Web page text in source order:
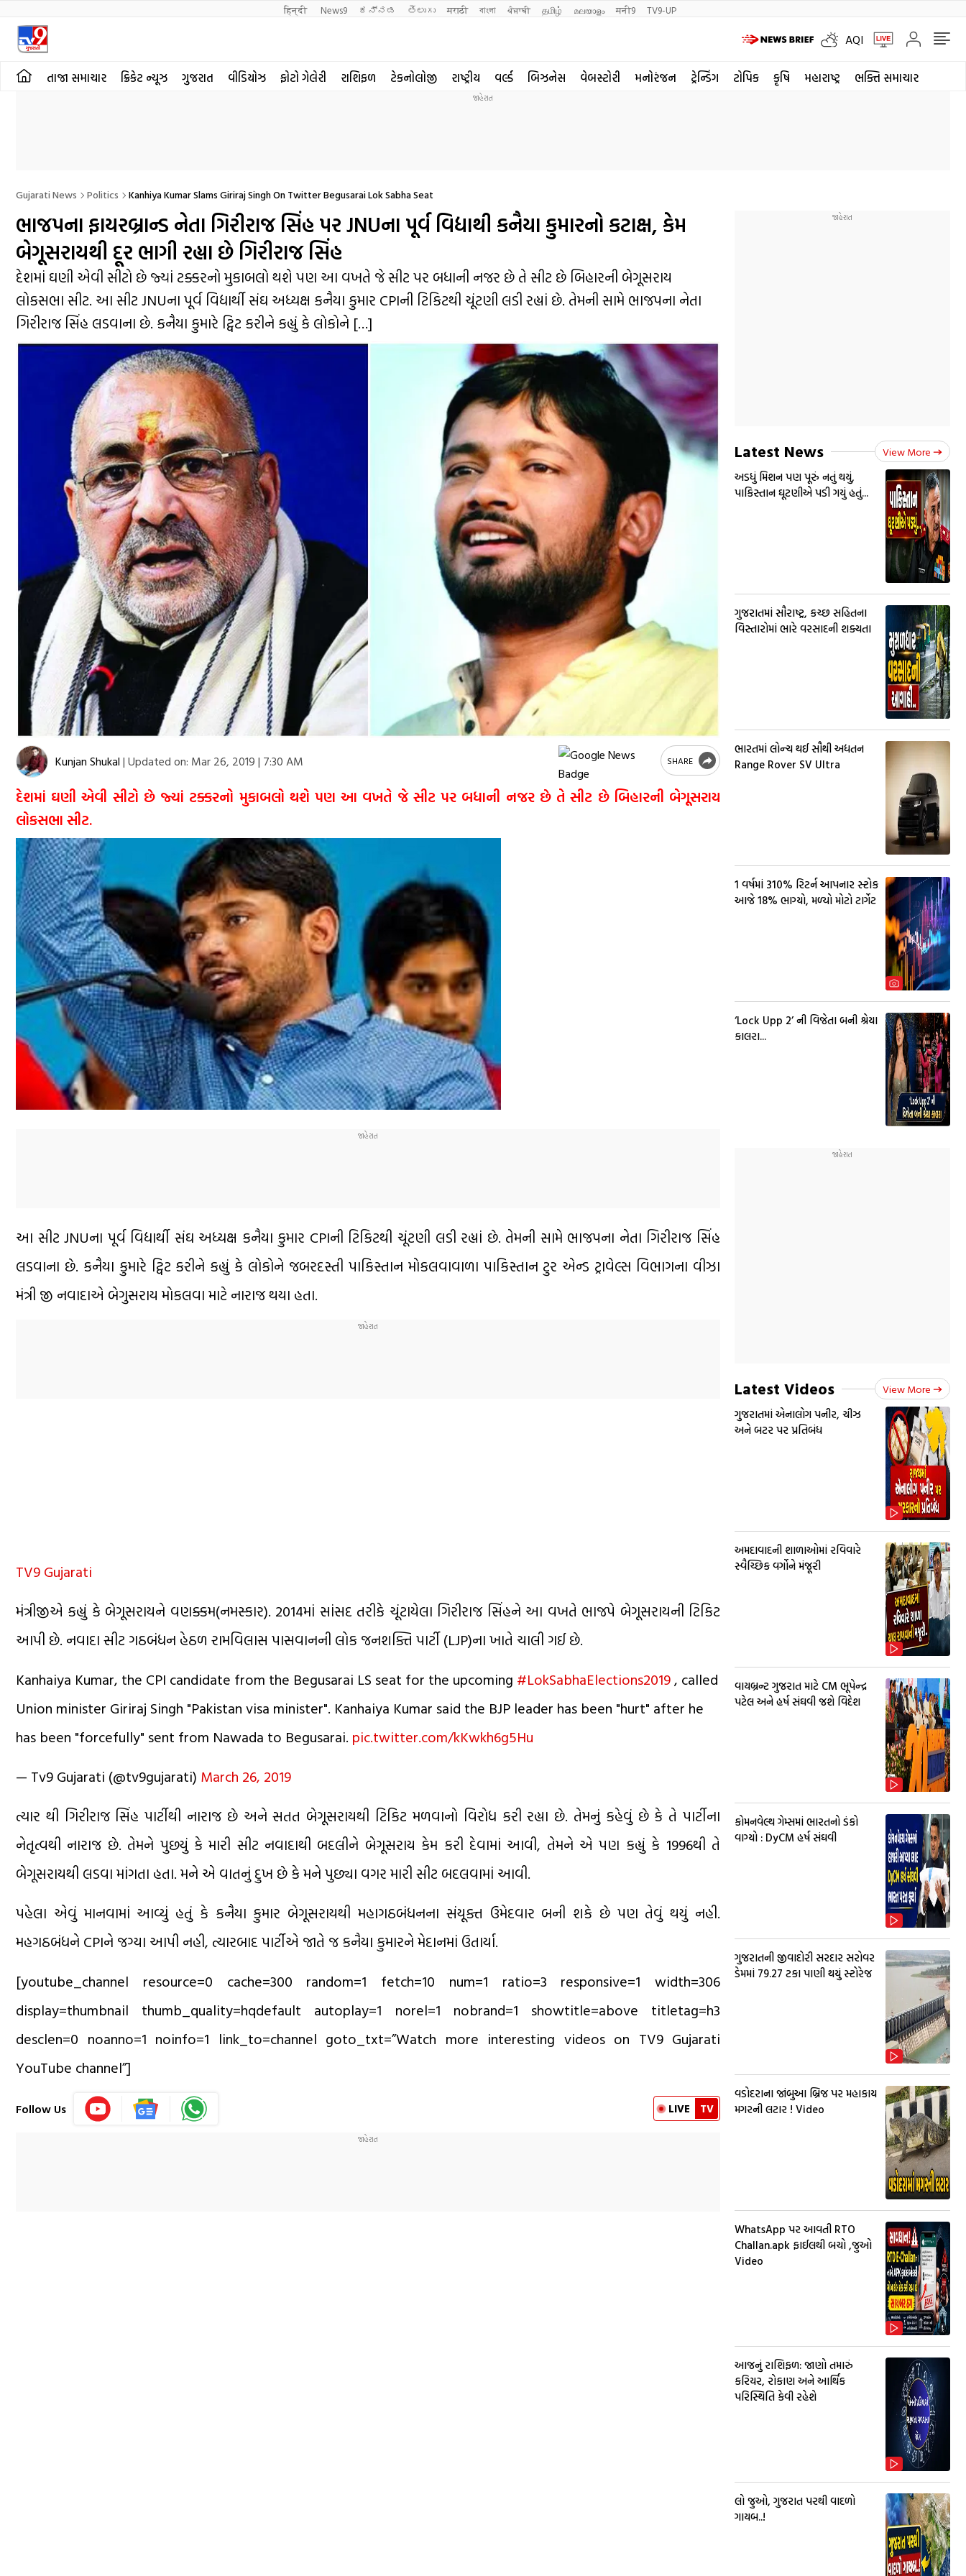
हिन्दी News9 ಕನ್ನಡ తెలుగు मराठी বাংলা ਪੰਜਾਬੀ தமிழ் മലയാളം मनी9 TV9-UP
AQI
તાજા સમાચાર ક્રિકેટ ન્યૂઝ ગુજરાત વીડિયોઝ ફોટો ગેલેરી રાશિફળ ટેકનોલોજી રાષ્ટ્રીય વર્લ્ડ બિઝનેસ વેબસ્ટોરી મનોરંજન ટ્રેન્ડિંગ ટોપિક કૃષિ મહારાષ્ટ્ર ભક્તિ સમાચાર
Gujarati News Politics Kanhiya Kumar Slams Giriraj Singh On Twitter Begusarai Lok Sabha Seat
ભાજપના ફાયરબ્રાન્ડ નેતા ગિરીરાજ સિંહ પર JNUના પૂર્વ વિદ્યાથી કનૈયા કુમારનો કટાક્ષ, કેમ
બેગૂસરાયથી દૂર ભાગી રહ્યા છે ગિરીરાજ સિંહ
દેશમાં ઘણી એવી સીટો છે જ્યાં ટક્કરનો મુકાબલો થશે પણ આ વખતે જે સીટ પર બધાની નજર છે તે સીટ છે બિહારની બેગૂસરાય
લોકસભા સીટ. આ સીટ JNUના પૂર્વ વિદ્યાર્થી સંઘ અધ્યક્ષ કનૈયા કુમાર CPIની ટિકિટથી ચૂંટણી લડી રહ્યાં છે. તેમની સામે ભાજપના નેતા
ગિરીરાજ સિંહ લડવાના છે. કનૈયા કુમારે ટ્વિટ કરીને કહ્યું કે લોકોને […]
Kunjan Shukal | Updated on: Mar 26, 2019 | 7:30 AM SHARE
દેશમાં ઘણી એવી સીટો છે જ્યાં ટક્કરનો મુકાબલો થશે પણ આ વખતે જે સીટ પર બધાની નજર છે તે સીટ છે બિહારની બેગૂસરાય
લોકસભા સીટ.
આ સીટ JNUના પૂર્વ વિદ્યાર્થી સંઘ અધ્યક્ષ કનૈયા કુમાર CPIની ટિકિટથી ચૂંટણી લડી રહ્યાં છે. તેમની સામે ભાજપના નેતા ગિરીરાજ સિંહ
લડવાના છે. કનૈયા કુમારે ટ્વિટ કરીને કહ્યું કે લોકોને જબરદસ્તી પાકિસ્તાન મોકલવાવાળા પાકિસ્તાન ટુર એન્ડ ટ્રાવેલ્સ વિભાગના વીઝા
મંત્રી જી નવાદાએ બેગુસરાય મોકલવા માટે નારાજ થયા હતા.
TV9 Gujarati
મંત્રીજીએ કહ્યું કે બેગૂસરાયને વણક્કમ(નમસ્કાર). 2014માં સાંસદ તરીકે ચૂંટાયેલા ગિરીરાજ સિંહને આ વખતે ભાજપે બેગૂસરાયની ટિકિટ
આપી છે. નવાદા સીટ ગઠબંધન હેઠળ રામવિલાસ પાસવાનની લોક જનશક્તિ પાર્ટી (LJP)ના ખાતે ચાલી ગઈ છે.
Kanhaiya Kumar, the CPI candidate from the Begusarai LS seat for the upcoming #LokSabhaElections2019, called
Union minister Giriraj Singh "Pakistan visa minister". Kanhaiya Kumar said the BJP leader has been "hurt" after he
has been "forcefully" sent from Nawada to Begusarai. pic.twitter.com/kKwkh6g5Hu
— Tv9 Gujarati (@tv9gujarati) March 26, 2019
ત્યાર થી ગિરીરાજ સિંહ પાર્ટીથી નારાજ છે અને સતત બેગૂસરાયથી ટિકિટ મળવાનો વિરોધ કરી રહ્યા છે. તેમનું કહેવું છે કે તે પાર્ટીના
નેતૃત્વથી નારાજ છે. તેમને પુછયું કે મારી સીટ નવાદાથી બદલીને બેગૂસરાય કેમ કરી દેવામાં આવી, તેમને એ પણ કહ્યું કે 1996થી તે
બેગૂસરાયથી લડવા માંગતા હતા. મને એ વાતનું દુખ છે કે મને પુછ્યા વગર મારી સીટ બદલવામાં આવી.
પહેલા એવું માનવામાં આવ્યું હતું કે કનૈયા કુમાર બેગૂસરાયથી મહાગઠબંધનના સંયૂક્ત ઉમેદવાર બની શકે છે પણ તેવું થયું નહી.
મહગઠબંધને CPIને જગ્યા આપી નહી, ત્યારબાદ પાર્ટીએ જાતે જ કનૈયા કુમારને મેદાનમાં ઉતાર્યા.
[youtube_channel resource=0 cache=300 random=1 fetch=10 num=1 ratio=3 responsive=1 width=306
display=thumbnail thumb_quality=hqdefault autoplay=1 norel=1 nobrand=1 showtitle=above titletag=h3
desclen=0 noanno=1 noinfo=1 link_to=channel goto_txt=”Watch more interesting videos on TV9 Gujarati
YouTube channel”]
Follow Us LIVE TV
Latest News View More
અડધું મિશન પણ પૂરું નતું થયું,
પાકિસ્તાન ઘૂટણીએ પડી ગયું હતું...
ગુજરાતમાં સૌરાષ્ટ્ર, કચ્છ સહિતના
વિસ્તારોમાં ભારે વરસાદની શક્યતા
ભારતમાં લોન્ચ થઈ સૌથી અદ્યતન
Range Rover SV Ultra
1 વર્ષમાં 310% રિટર્ન આપનાર સ્ટોક
આજે 18% ભાગ્યો, મળ્યો મોટો ટાર્ગેટ
‘Lock Upp 2’ ની વિજેતા બની શ્રેયા
કાલરા...
Latest Videos View More
ગુજરાતમાં એનાલોગ પનીર, ચીઝ
અને બટર પર પ્રતિબંધ
અમદાવાદની શાળાઓમાં રવિવારે
સ્વૈચ્છિક વર્ગોને મંજૂરી
વાયબ્રન્ટ ગુજરાત માટે CM ભૂપેન્દ્ર
પટેલ અને હર્ષ સંઘવી જશે વિદેશ
કોમનવેલ્થ ગેમ્સમાં ભારતનો ડંકો
વાગ્યો : DyCM હર્ષ સંઘવી
ગુજરાતની જીવાદોરી સરદાર સરોવર
ડેમમાં 79.27 ટકા પાણી થયું સ્ટોરેજ
વડોદરાના જાંબુઆ બ્રિજ પર મહાકાય
મગરની લટાર ! Video
WhatsApp પર આવતી RTO
Challan.apk ફાઈલથી બચો ,જુઓ
Video
આજનું રાશિફળ: જાણો તમારું
કરિયર, રોકાણ અને આર્થિક
પરિસ્થિતિ કેવી રહેશે
લો જુઓ, ગુજરાત પરથી વાદળો
ગાયબ..!